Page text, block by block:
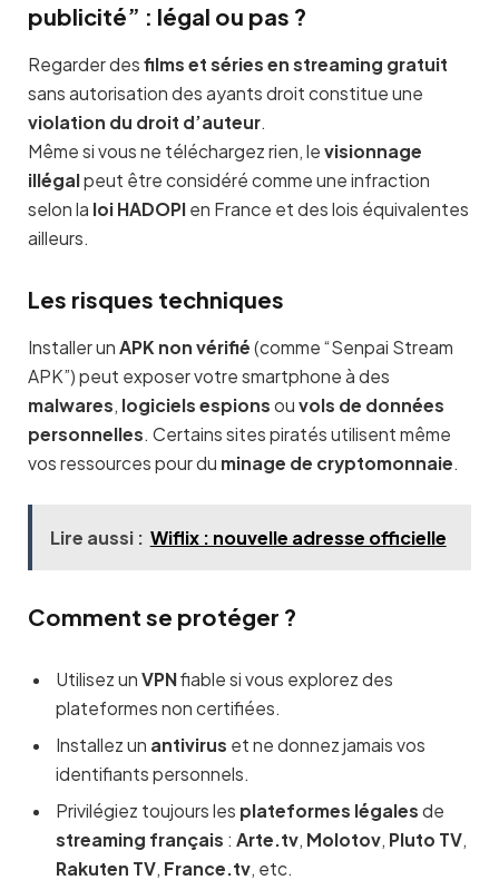
publicité” : légal ou pas ?
Regarder des films et séries en streaming gratuit
sans autorisation des ayants droit constitue une
violation du droit d’auteur
Même si vous ne téléchargez rien, le visionnage
illégalpeut être considéré comme une infraction
selon la loi HADOPI en France et des lois équivalentes
ailleurs.
Les risques techniques
Installer un APK non vérifié (comme “Senpai Stream
APK”) peut exposer votre smartphone à des
malwares, logiciels espions ou vols de données
personnelles. Certains sites piratés utilisent même
vos ressources pour du minage de cryptomonnaie.
Lire aussi : Wiflix : nouvelle adresse officielle
Comment se protéger ?
Utilisez un VPNfiable si vous explorez des
plateformes non certifiées.
Installez un antivirus et ne donnez jamais vos
identifiants personnels.
Privilégiez toujours les plateformes légales de
streaming français : Arte.tv, Molotov, Pluto TV,
Rakuten TV, France.tv, etc.